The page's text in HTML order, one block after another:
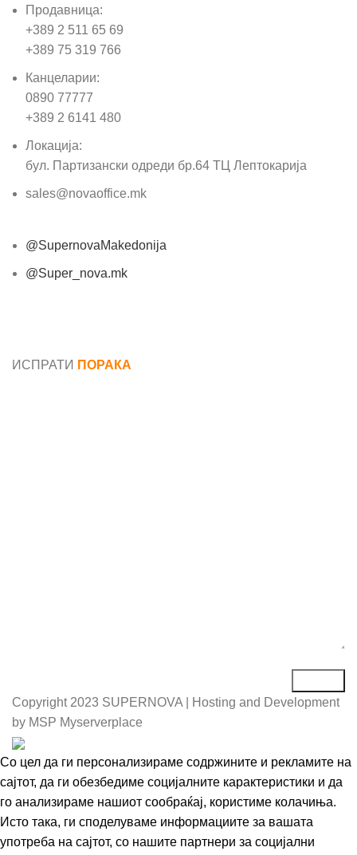
Продавница:
+389 2 511 65 69
+389 75 319 766
Канцеларии:
0890 77777
+389 2 6141 480
Локација:
бул. Партизански одреди бр.64 ТЦ Лептокарија
sales@novaoffice.mk
@SupernovaMakedonija
@Super_nova.mk
ИСПРАТИ ПОРАКА
Copyright 2023 SUPERNOVA | Hosting and Development
by MSP Myserverplace
Со цел да ги персонализираме содржините и рекламите на
сајтот, да ги обезбедиме социјалните карактеристики и да
го анализираме нашиот сообраќај, користиме колачиња.
Исто така, ги споделуваме информациите за вашата
употреба на сајтот, со нашите партнери за социјални